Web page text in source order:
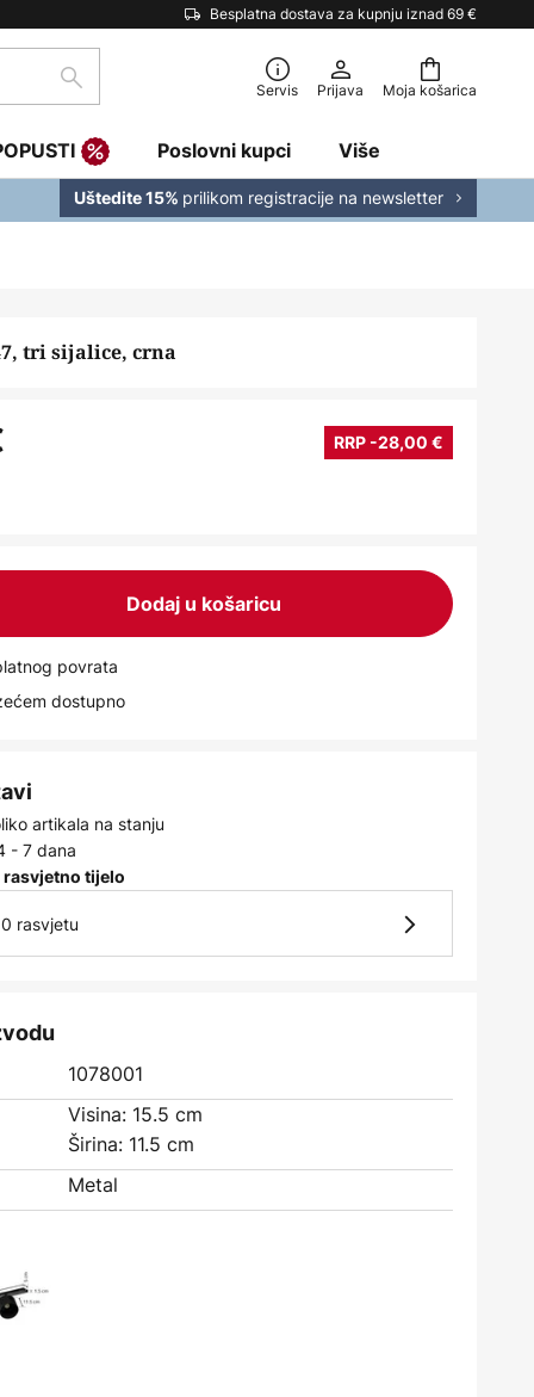
Besplatna dostava za kupnju iznad 69 €
Moja košarica
traži Servis Prijava
Poslovni kupci Više
Uštedite 15% prilikom registracije na newsletter
tri sijalice, crna
RRP -28,00 €
Dodaj u košaricu
povrata
dostupno
artikala na stanju
- 7 dana
tijelo
rasvjetu
1078001
Visina: 15.5 cm
Širina: 11.5 cm
Metal